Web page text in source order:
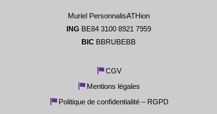
Muriel PersonnalisATHion
ING BE84 3100 8921 7959
BIC BBRUBEBB
CGV
Mentions légales
Politique de confidentialité – RGPD